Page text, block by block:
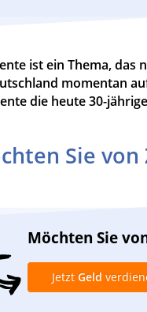
ist ein Thema,
momentan
die heute 30-
Sie
Möchten Sie
Jetzt Geld